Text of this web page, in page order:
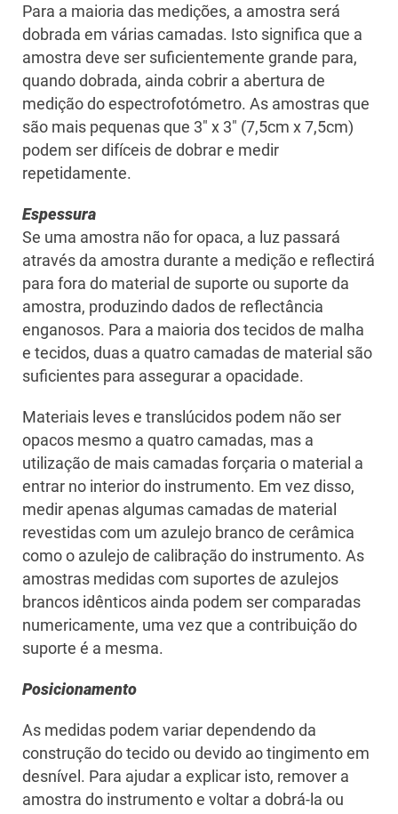
Para a maioria das medições, a amostra será
dobrada em várias camadas. Isto significa que a
amostra deve ser suficientemente grande para,
quando dobrada, ainda cobrir a abertura de
medição do espectrofotómetro. As amostras que
são mais pequenas que 3″ x 3″ (7,5cm x 7,5cm)
podem ser difíceis de dobrar e medir
repetidamente.
Espessura
Se uma amostra não for opaca, a luz passará
através da amostra durante a medição e reflectirá
para fora do material de suporte ou suporte da
amostra, produzindo dados de reflectância
enganosos. Para a maioria dos tecidos de malha
e tecidos, duas a quatro camadas de material são
suficientes para assegurar a opacidade.
Materiais leves e translúcidos podem não ser
opacos mesmo a quatro camadas, mas a
utilização de mais camadas forçaria o material a
entrar no interior do instrumento. Em vez disso,
medir apenas algumas camadas de material
revestidas com um azulejo branco de cerâmica
como o azulejo de calibração do instrumento. As
amostras medidas com suportes de azulejos
brancos idênticos ainda podem ser comparadas
numericamente, uma vez que a contribuição do
suporte é a mesma.
Posicionamento
As medidas podem variar dependendo da
construção do tecido ou devido ao tingimento em
desnível. Para ajudar a explicar isto, remover a
amostra do instrumento e voltar a dobrá-la ou